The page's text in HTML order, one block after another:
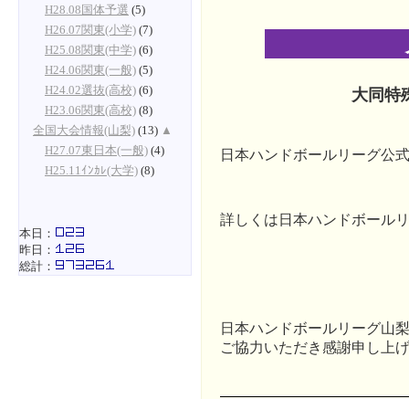
大同特
日本ハンドボールリーグ
詳しくは日本ハンドボー
日本ハンドボールリーグ山
ご協力いただき感謝申し上
H28.08国体予選 (5)
H26.07関東(小学) (7)
H25.08関東(中学) (6)
H24.06関東(一般) (5)
H24.02選抜(高校) (6)
H23.06関東(高校) (8)
全国大会情報(山梨) (13) ▲
H27.07東日本(一般) (4)
H25.11ｲﾝｶﾚ(大学) (8)
本日：
昨日：
総計：